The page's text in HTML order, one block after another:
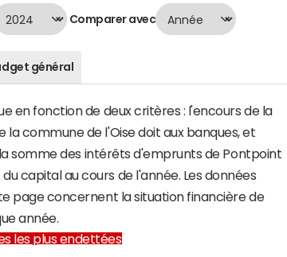
Comparer avec
général
en fonction de deux critères : l'encours de la
commune de l'Oise doit aux banques, et
somme des intérêts d'emprunts de Pontpoint
capital au cours de l'année. Les données
page concernent la situation financière de
année.
les plus endettées